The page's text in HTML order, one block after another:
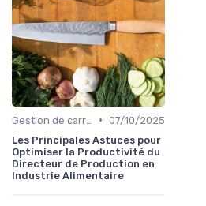
• 07/10/2025
Les Principales Astuces pour
Optimiser la Productivité du
Directeur de Production en
Industrie Alimentaire